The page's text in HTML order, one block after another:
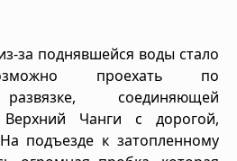
за поднявшейся воды стало
проехать по
соединяющей
Чанги с дорогой,
подъезде к затопленному